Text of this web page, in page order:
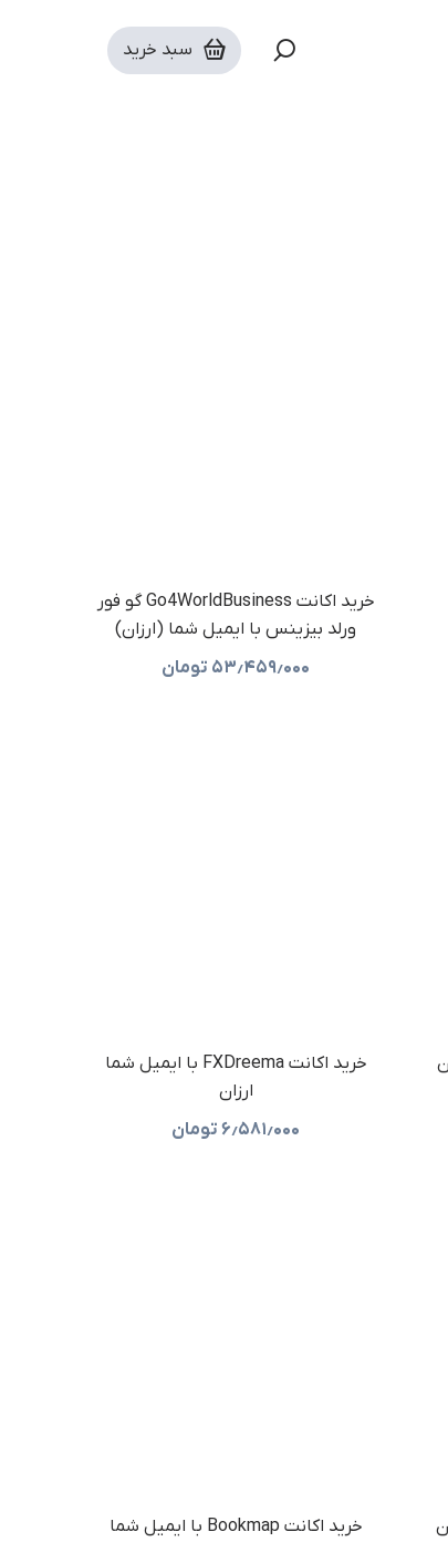
سبد خرید
خرید اکانت Go4WorldBusiness گو فور
ورلد بیزینس با ایمیل شما (ارزان)
۵۳٫۴۵۹٫۰۰۰ تومان
خرید اکانت FXDreema با ایمیل شما
ارزان
۶٫۵۸۱٫۰۰۰ تومان
خرید اکانت Bookmap با ایمیل شما